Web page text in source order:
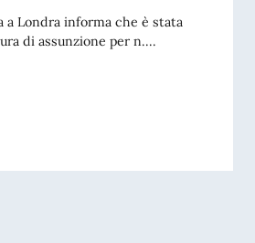
a Londra informa che è stata
di assunzione per n....
DI 1 IMPIEGATO/A A CONTRATTO